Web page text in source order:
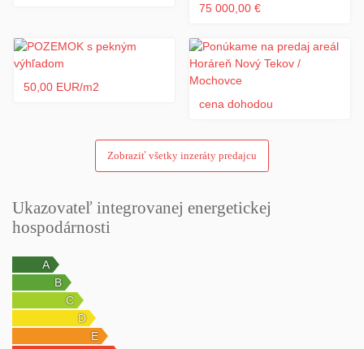
75 000,00 €
50,00 EUR/m2
cena dohodou
Zobraziť všetky inzeráty predajcu
Ukazovateľ integrovanej energetickej
hospodárnosti